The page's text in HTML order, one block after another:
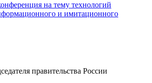
на тему технологий
и имитационного